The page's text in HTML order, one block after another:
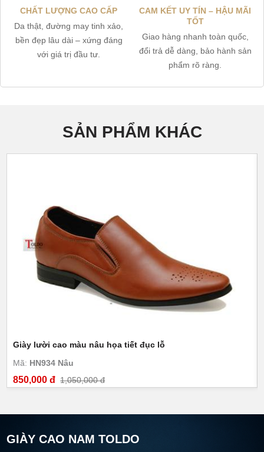
CHẤT LƯỢNG CAO CẤP
Da thật, đường may tinh xảo,
bền đẹp lâu dài – xứng đáng
với giá trị đầu tư.
CAM KẾT UY TÍN – HẬU MÃI
TỐT
Giao hàng nhanh toàn quốc,
đổi trả dễ dàng, bảo hành sản
phẩm rõ ràng.
SẢN PHẨM KHÁC
Giày lười cao màu nâu họa tiết đục lỗ
Mã: HN934 Nâu
850,000 đ 1,050,000 đ
GIÀY CAO NAM TOLDO